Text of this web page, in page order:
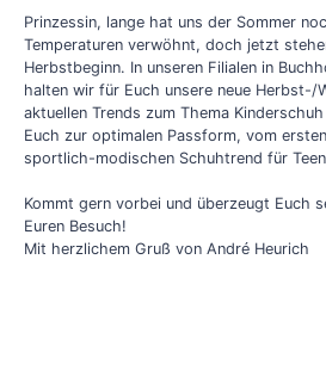
Prinzessin, lange hat uns der Sommer
Temperaturen verwöhnt, doch jetzt
Herbstbeginn. In unseren Filialen in
halten wir für Euch unsere neue Herbst-/
aktuellen Trends zum Thema
Euch zur optimalen Passform, vom
sportlich-modischen Schuhtrend für
Kommt gern vorbei und überzeugt Euch
Euren Besuch!
Mit herzlichem Gruß von André Heurich